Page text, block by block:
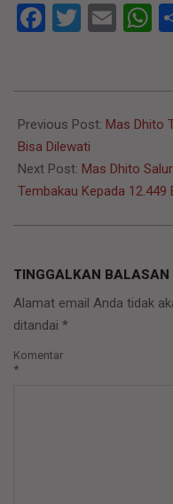
Facebook
Twitter
11-
24
Previous Post: Mas Dhito
Bisa Dilewati
Next Post: Mas Dhito
Tembakau Kepada 12.449
TINGGALKAN BALASAN
Alamat email Anda tidak
ditandai *
Komentar
*